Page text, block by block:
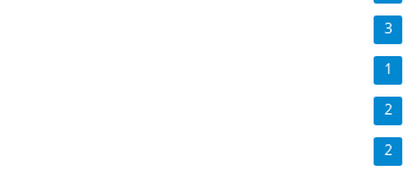
3
1
2
2